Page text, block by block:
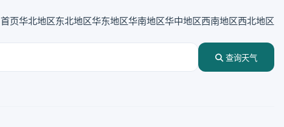
首页华北地区东北地区华东地区华南地区华中地区西南地区西北地区
查询天气